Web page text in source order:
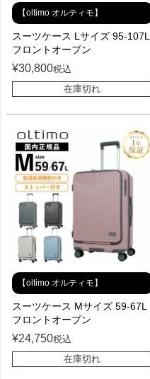
【oltimo オルティモ】
スーツケース Lサイズ 95-107L
フロントオープン
¥30,800税込
在庫切れ
【oltimo オルティモ】
スーツケース Mサイズ 59-67L
フロントオープン
¥24,750税込
在庫切れ